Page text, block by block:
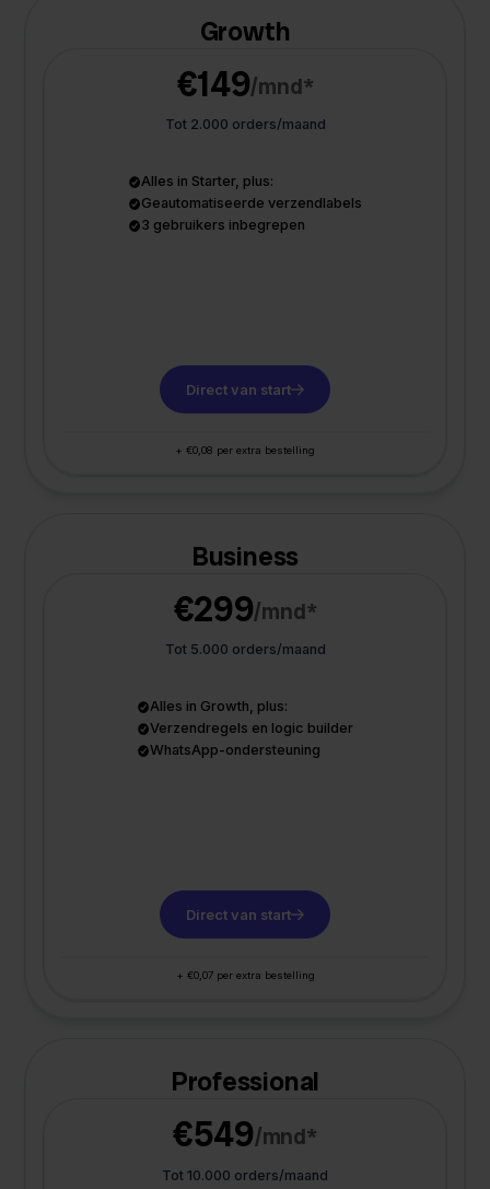
Growth
€149/mnd*
Tot 2.000 orders/maand
Alles in Starter, plus:
Geautomatiseerde verzendlabels
3 gebruikers inbegrepen
Direct van start
+ €0,08 per extra bestelling
Business
€299/mnd*
Tot 5.000 orders/maand
Alles in Growth, plus:
Verzendregels en logic builder
WhatsApp-ondersteuning
Direct van start
+ €0,07 per extra bestelling
Professional
€549/mnd*
Tot 10.000 orders/maand